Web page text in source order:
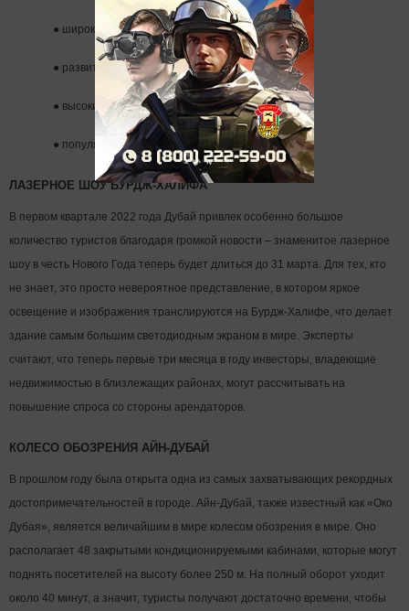
● широкий спектр удобств;
● развитую инфраструктуру;
● высокие коэффициенты возврата инвестиций;
● популярность среди туристов.
ЛАЗЕРНОЕ ШОУ БУРДЖ-ХАЛИФА
В первом квартале 2022 года Дубай привлек особенно большое
количество туристов благодаря громкой новости – знаменитое лазерное
шоу в честь Нового Года теперь будет длиться до 31 марта. Для тех, кто
не знает, это просто невероятное представление, в котором яркое
освещение и изображения транслируются на Бурдж-Халифе, что делает
здание самым большим светодиодным экраном в мире. Эксперты
считают, что теперь первые три месяца в году инвесторы, владеющие
недвижимостью в близлежащих районах, могут рассчитывать на
повышение спроса со стороны арендаторов.
КОЛЕСО ОБОЗРЕНИЯ АЙН-ДУБАЙ
В прошлом году была открыта одна из самых захватывающих рекордных
достопримечательностей в городе. Айн-Дубай, также известный как «Око
Дубая», является величайшим в мире колесом обозрения в мире. Оно
располагает 48 закрытыми кондиционируемыми кабинами, которые могут
поднять посетителей на высоту более 250 м. На полный оборот уходит
около 40 минут, а значит, туристы получают достаточно времени, чтобы